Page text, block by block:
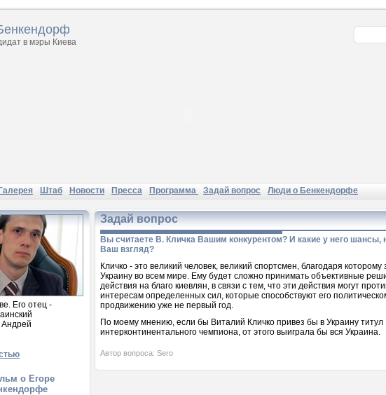
в мэры Киева
Галерея Штаб Новости Пресса Программа Задай вопрос Люди о Бенкендорфе
Его отец -
Андрей
о Егоре
Задай вопрос
Вы считаете В. Кличка Вашим конкурентом? И какие у него шансы,
Ваш взгляд?
Кличко - это великий человек, великий спортсмен, благодаря которому
Украину во всем мире. Ему будет сложно принимать объективные
действия на благо киевлян, в связи с тем, что эти действия могут
интересам определенных сил, которые способствуют его
продвижению уже не первый год.
По моему мнению, если бы Виталий Кличко привез бы в Украину титул
интерконтинентального чемпиона, от этого выиграла бы вся Украина.
Автор вопроса: Sero